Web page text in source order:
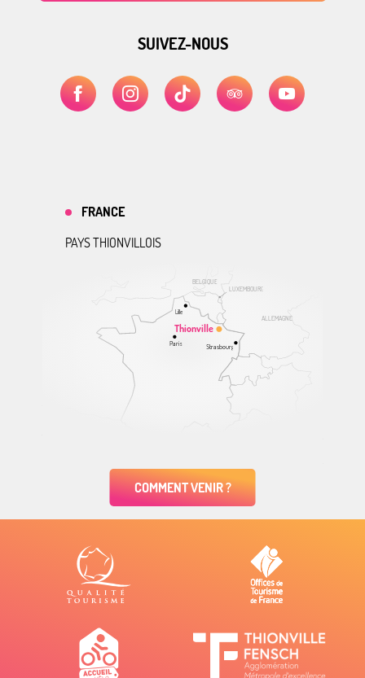
SUIVEZ-NOUS
ALLEMAGNE
BELGIQUE
LUXEMBOURG
Thionville
Lille
Paris Strasbourg
FRANCE
PAYS THIONVILLOIS
COMMENT VENIR ?